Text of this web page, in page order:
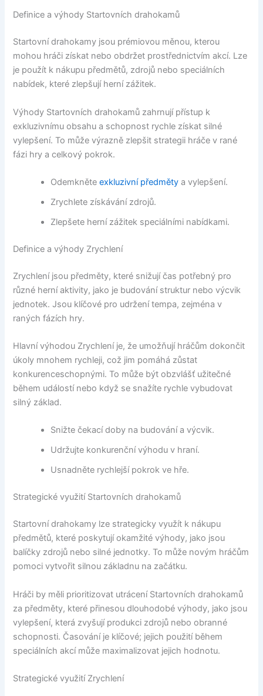
Definice a výhody Startovních drahokamů
Startovní drahokamy jsou prémiovou měnou, kterou
mohou hráči získat nebo obdržet prostřednictvím akcí. Lze
je použít k nákupu předmětů, zdrojů nebo speciálních
nabídek, které zlepšují herní zážitek.
Výhody Startovních drahokamů zahrnují přístup k
exkluzivnímu obsahu a schopnost rychle získat silné
vylepšení. To může výrazně zlepšit strategii hráče v rané
fázi hry a celkový pokrok.
Odemkněteexkluzivní předměty a vylepšení.
Zrychlete získávání zdrojů.
Zlepšete herní zážitek speciálními nabídkami.
Definice a výhody Zrychlení
Zrychlení jsou předměty, které snižují čas potřebný pro
různé herní aktivity, jako je budování struktur nebo výcvik
jednotek. Jsou klíčové pro udržení tempa, zejména v
raných fázích hry.
Hlavní výhodou Zrychlení je, že umožňují hráčům dokončit
úkoly mnohem rychleji, což jim pomáhá zůstat
konkurenceschopnými. To může být obzvlášť užitečné
během událostí nebo když se snažíte rychle vybudovat
silný základ.
Snižte čekací doby na budování a výcvik.
Udržujte konkurenční výhodu v hraní.
Usnadněte rychlejší pokrok ve hře.
Strategické využití Startovních drahokamů
Startovní drahokamy lze strategicky využít k nákupu
předmětů, které poskytují okamžité výhody, jako jsou
balíčky zdrojů nebo silné jednotky. To může novým hráčům
pomoci vytvořit silnou základnu na začátku.
Hráči by měli prioritizovat utrácení Startovních drahokamů
za předměty, které přinesou dlouhodobé výhody, jako jsou
vylepšení, která zvyšují produkci zdrojů nebo obranné
schopnosti. Časování je klíčové; jejich použití během
speciálních akcí může maximalizovat jejich hodnotu.
Strategické využití Zrychlení